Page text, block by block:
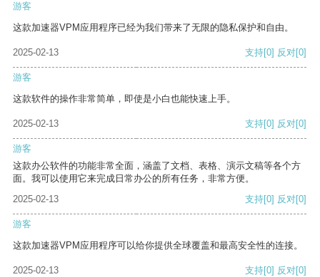
游客
这款加速器VPM应用程序已经为我们带来了无限的隐私保护和自由。
2025-02-13 支持[0] 反对[0]
游客
这款软件的操作非常简单，即使是小白也能快速上手。
2025-02-13 支持[0] 反对[0]
游客
这款办公软件的功能非常全面，涵盖了文档、表格、演示文稿等各个方
面。我可以使用它来完成日常办公的所有任务，非常方便。
2025-02-13
支持[0] 反对[0]
游客
这款加速器VPM应用程序可以给你提供全球覆盖和最高安全性的连接。
2025-02-13 支持[0] 反对[0]